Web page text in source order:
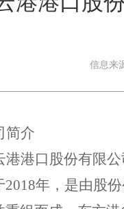
信息来
简介
港港口股份有限
2018年，是由股